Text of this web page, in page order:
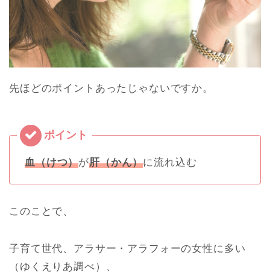
先ほどのポイントあったじゃないですか。
血（けつ）が肝（かん）に流れ込む
このことで、
子育て世代、アラサー・アラフォーの女性に多い
（ゆくえりあ調べ）、